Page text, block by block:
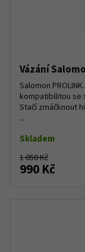
Vázání
Salomon
kompatibilitou se
Stačí zmáčknout
...
Skladem
1 050 Kč
990 Kč